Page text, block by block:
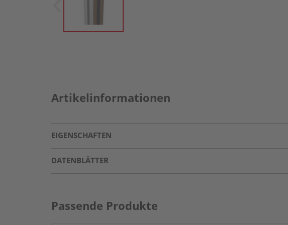
Artikelinformationen
EIGENSCHAFTEN
DATENBLÄTTER
Passende Produkte